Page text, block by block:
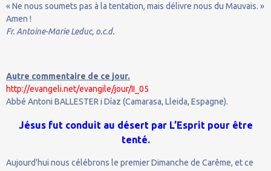
« Ne nous soumets pas à la tentation, mais délivre nous du Mauvais. »
Amen !
Fr. Antoine-Marie Leduc, o.c.d.
Autre commentaire de ce jour.
http://evangeli.net/evangile/jour/II_05
Abbé Antoni BALLESTER i Díaz (Camarasa, Lleida, Espagne).
Jésus fut conduit au désert par L’Esprit pour être
tenté.
Aujourd'hui nous célébrons le premier Dimanche de Carême, et ce